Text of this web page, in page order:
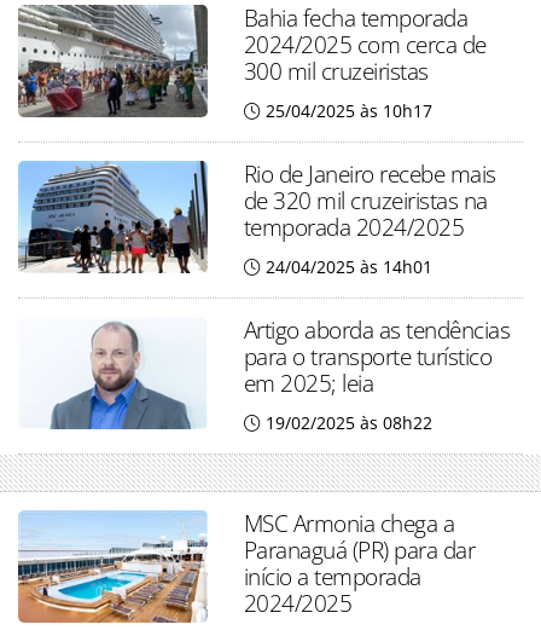
Bahia fecha temporada
2024/2025 com cerca de
300 mil cruzeiristas
25/04/2025 às 10h17
Rio de Janeiro recebe mais
de 320 mil cruzeiristas na
temporada 2024/2025
24/04/2025 às 14h01
Artigo aborda as tendências
para o transporte turístico
em 2025; leia
19/02/2025 às 08h22
MSC Armonia chega a
Paranaguá (PR) para dar
início a temporada
2024/2025